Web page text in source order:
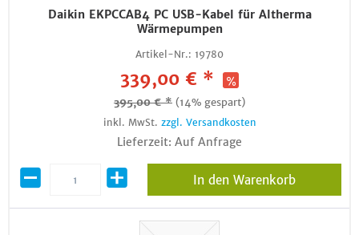
Daikin EKPCCAB4 PC USB-Kabel für Altherma
Wärmepumpen
Artikel-Nr.: 19780
339,00 € *
395,00 € * (14% gespart)
inkl. MwSt. zzgl. Versandkosten
Lieferzeit: Auf Anfrage
In den Warenkorb